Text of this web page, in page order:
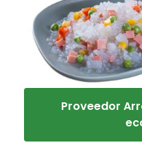
Proveedor